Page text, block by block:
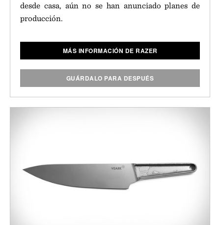
desde casa, aún no se han anunciado planes de
producción.
MÁS INFORMACIÓN DE RAZER
GUÁRDALO PARA DESPUÉS